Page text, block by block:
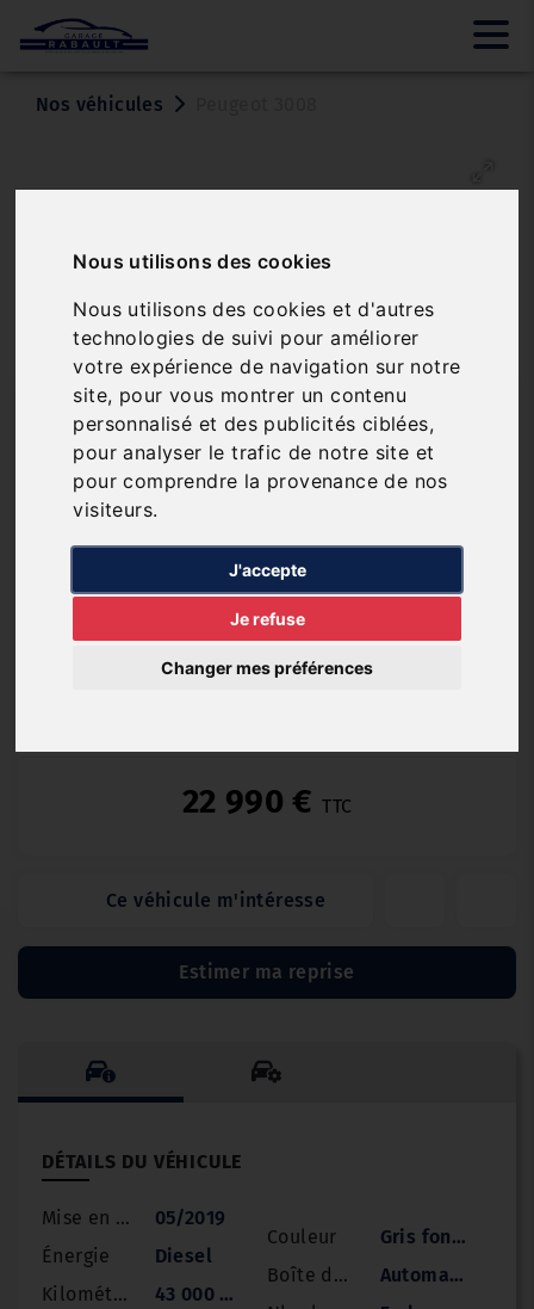
Nous utilisons des cookies
Nous utilisons des cookies et d'autres
technologies de suivi pour améliorer
votre expérience de navigation sur notre
site, pour vous montrer un contenu
personnalisé et des publicités ciblées,
pour analyser le trafic de notre site et
pour comprendre la provenance de nos
visiteurs.
J'accepte
Je refuse
Changer mes préférences
Nos véhicules
Véhicule vendu
PEUGEOT 3008
BLUEHDI 130 S&S EAT8 GT LINE
Réf. 3575082 Véhicule sur parc
Diesel
43 000
05/2019 Automatique
22 990 €TTC
Ce véhicule m'intéresse
Estimer ma reprise
DÉTAILS DU VÉHICULE
Mise en circulation
05/2019
Énergie
Diesel
Kilométrage
43 000 km
Couleur
Gris foncé
Boîte de vitesse
Automatique